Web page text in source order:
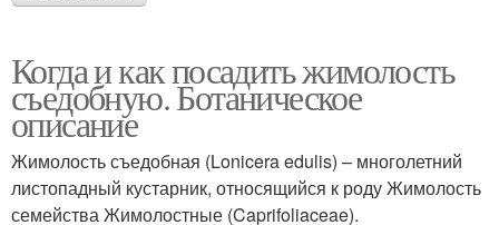
Когда и как посадить жимолость
съедобную. Ботаническое
описание
Жимолость съедобная (Lonicera edulis) – многолетний
листопадный кустарник, относящийся к роду Жимолость
семейства Жимолостные (Caprifoliaceae).